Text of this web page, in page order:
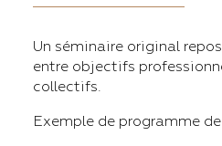
Un séminaire original
entre objectifs
collectifs.
Exemple de programme